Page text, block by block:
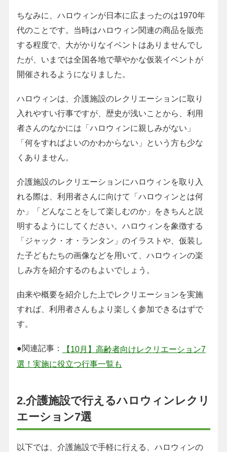
ちなみに、ハロウィンが日本に広まったのは1970年
代のことです。当時はハロウィン関連の商品を販売
する程度で、大がかりなイベントはありませんでし
たが、いまでは全国各地で華やかな仮装イベントが
開催されるようになりました。
ハロウィンは、介護施設のレクリエーションに取り
入れやすい行事ですが、歴史が浅いことから、利用
者さんのなかには「ハロウィンに親しみがない」
「何をすればよいのかわからない」という方も少な
くありません。
介護施設のレクリエーションにハロウィンを取り入
れる際は、利用者さんに向けて「ハロウィンとは何
か」「どんなことをして楽しむのか」をきちんと説
明するようにしてください。ハロウィンを象徴する
「ジャック・オ・ランタン」のイラストや、仮装し
た子どもたちの画像などを用いて、ハロウィンの楽
しみ方を紹介するのもよいでしょう。
由来や概要を紹介した上でレクリエーションを実施
すれば、利用者さんもより楽しく参加できるはずで
す。
●関連記事：
【10月】高齢者向けレクリエーション7
選！実施に役立つ行事一覧も
2.介護施設で行えるハロウィンレクリ
エーション7選
以下では、介護施設で手軽に行える、ハロウィンの